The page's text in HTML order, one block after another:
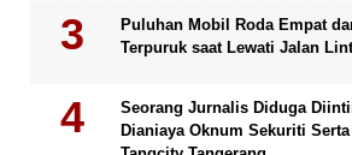
Puluhan Mobil Roda Empat
Terpuruk saat Lewati Jalan
Seorang Jurnalis Diduga
Dianiaya Oknum Sekuriti